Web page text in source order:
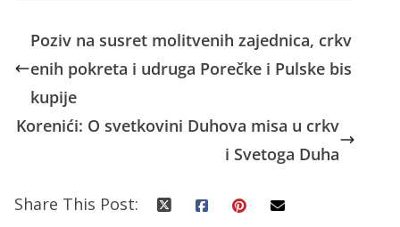
Poziv na susret molitvenih zajednica, crkv
enih pokreta i udruga Porečke i Pulske bis
kupije
Korenići: O svetkovini Duhova misa u crkv
i Svetoga Duha
Share This Post: